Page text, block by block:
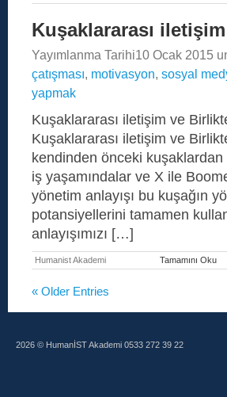
Kuşaklararası
Yayımlanma Tarihi10 Ocak 2015
çatışması, motivasyon, sosyal
yapmak
Kuşaklararası iletişim ve
Kuşaklararası iletişim ve
kendinden önceki kuşaklardan
iş yaşamındalar ve X ile
yönetim anlayışı bu kuşağın
potansiyellerini tamamen
anlayışımızı […]
Humanist Akademi Tamamını Oku
« Older Entries
2026 © HumanİST Akademi 0533 272 39 22